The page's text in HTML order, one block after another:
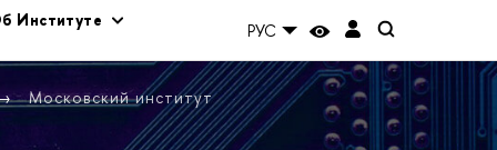
Институте РУС
Московский институт